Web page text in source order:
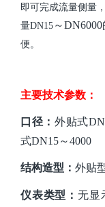
即可完成流量侧量 ，
量DN15 ～DN6000
便 。
主要技术参数：
口径： 外贴式
式DN15～4000
结构造型： 外贴
仪表类型： 无显